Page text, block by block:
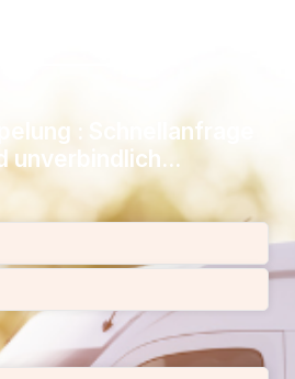
: Schnellanfrage
unverbindlich...